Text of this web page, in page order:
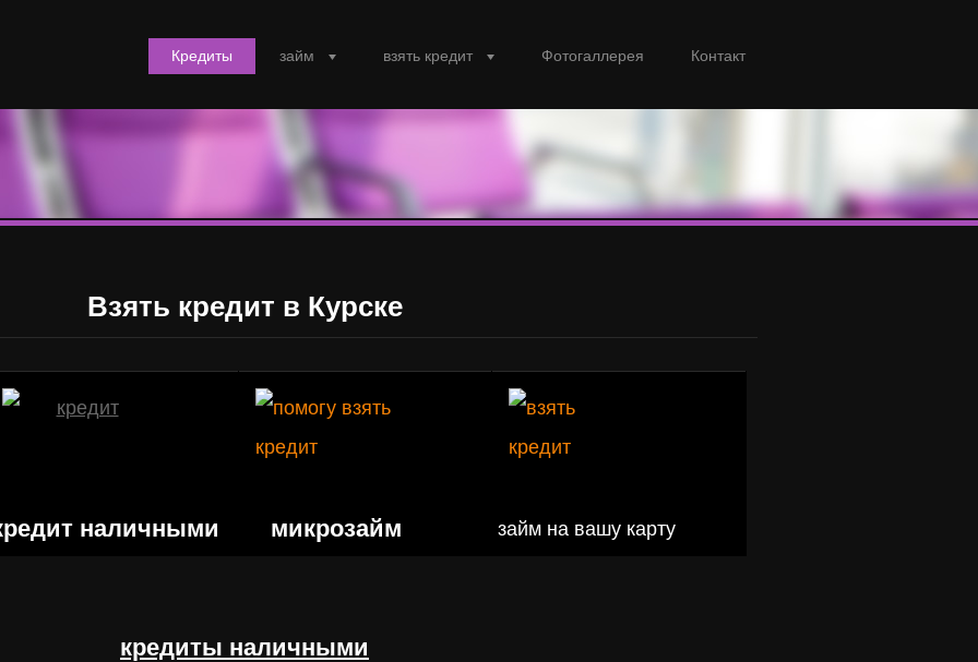
Кредиты займ взять кредит Фотогаллерея Контакт
Взять кредит в Курске
ит наличными микрозайм займ на вашу карту
кредиты наличными